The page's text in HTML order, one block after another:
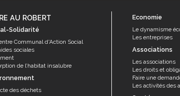
AU ROBERT
Solidarité
Communal d'Action Social
sociales
de l’habitat insalubre
des déchets
Economie
Le dynamisme
Les entreprises
Associations
Les associations
Les droits et
Faire une
Les activités des